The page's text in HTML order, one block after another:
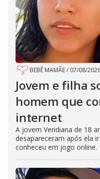
BEBÊ MAMÃE/ 07/08/
Jovem e filha
homem que
internet
A jovem Veridiana de 18
desapareceram após ela
conheceu em jogo online.